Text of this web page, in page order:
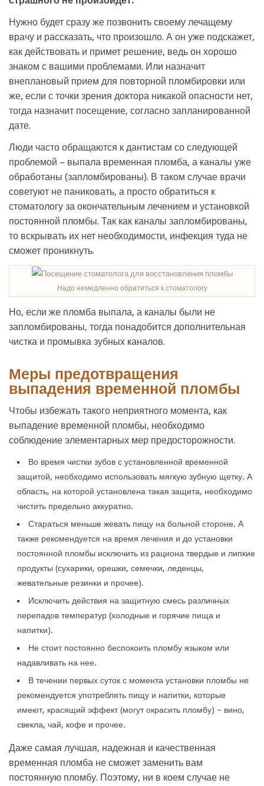
Нужно будет сразу же позвонить своему лечащему
врачу и рассказать, что произошло. А он уже подскажет,
как действовать и примет решение, ведь он хорошо
знаком с вашими проблемами. Или назначит
внеплановый прием для повторной пломбировки или
же, если с точки зрения доктора никакой опасности нет,
тогда назначит посещение, согласно запланированной
дате.
Люди часто обращаются к дантистам со следующей
проблемой – выпала временная пломба, а каналы уже
обработаны (запломбированы). В таком случае врачи
советуют не паниковать, а просто обратиться к
стоматологу за окончательным лечением и установкой
постоянной пломбы. Так как каналы запломбированы,
то вскрывать их нет необходимости, инфекция туда не
сможет проникнуть.
Надо немедленно обратиться к стоматологу
Но, если же пломба выпала, а каналы были не
запломбированы, тогда понадобится дополнительная
чистка и промывка зубных каналов.
Меры предотвращения
выпадения временной пломбы
Чтобы избежать такого неприятного момента, как
выпадение временной пломбы, необходимо
соблюдение элементарных мер предосторожности.
Во время чистки зубов с установленной временной
защитой, необходимо использовать мягкую зубную щетку. А
область, на которой установлена такая защита, необходимо
чистить предельно аккуратно.
Стараться меньше жевать пищу на больной стороне. А
также рекомендуется на время лечения и до установки
постоянной пломбы исключить из рациона твердые и липкие
продукты (сухарики, орешки, семечки, леденцы,
жевательные резинки и прочее).
Исключить действия на защитную смесь различных
перепадов температур (холодные и горячие пища и
напитки).
Не стоит постоянно беспокоить пломбу языком или
надавливать на нее.
В течении первых суток с момента установки пломбы не
рекомендуется употреблять пищу и напитки, которые
имеют, красящий эффект (могут окрасить пломбу) – вино,
свекла, чай, кофе и прочее.
Даже самая лучшая, надежная и качественная
временная пломба не сможет заменить вам
постоянную пломбу. Поэтому, ни в коем случае не